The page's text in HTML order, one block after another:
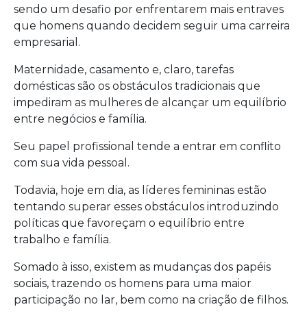
sendo um desafio por enfrentarem mais entraves
que homens quando decidem seguir uma carreira
empresarial.
Maternidade, casamento e, claro, tarefas
domésticas são os obstáculos tradicionais que
impediram as mulheres de alcançar um equilíbrio
entre negócios e família.
Seu papel profissional tende a entrar em conflito
com sua vida pessoal.
Todavia, hoje em dia, as líderes femininas estão
tentando superar esses obstáculos introduzindo
políticas que favoreçam o equilíbrio entre
trabalho e família.
Somado à isso, existem as mudanças dos papéis
sociais, trazendo os homens para uma maior
participação no lar, bem como na criação de filhos.